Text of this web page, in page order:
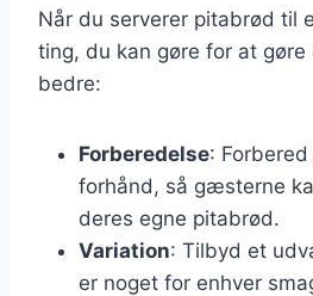
Når du serverer pitabrød til
ting, du kan gøre for at gøre
bedre:
Forberedelse:
forhånd, så gæsterne
deres egne pitabrød.
Variation: Tilbyd et
er noget for enhver